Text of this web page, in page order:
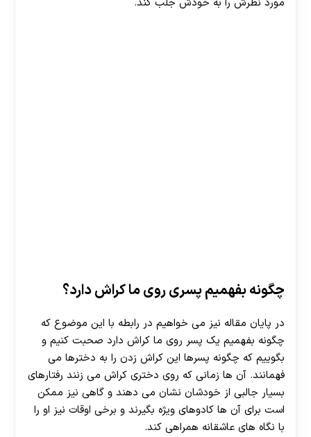
مورد نظرش را به خودش جلب کند.
چگونه بفهمیم پسری روی ما کراش دارد؟
در پایان مقاله نیز می خواهیم در رابطه با این موضوع که
چگونه بفهمیم یک پسر روی ما کراش دارد صحبت کنیم و
بگوییم که چگونه پسرها این کراش زدن را به دخترها می
فهمانند. آن ها زمانی که روی دختری کراش می زنند رفتارهای
بسیار جالبی از خودشان نشان می دهند و گاهی نیز ممکن
است برای آن ها کادوهای ویژه بگیرند و برخی اوقات نیز او را
با نگاه های عاشقانه همراهی کند.